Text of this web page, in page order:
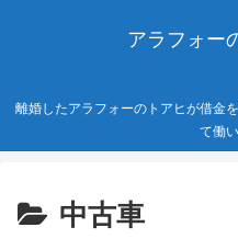
アラフォー
離婚したアラフォーのトアヒが借金
て働
中古車